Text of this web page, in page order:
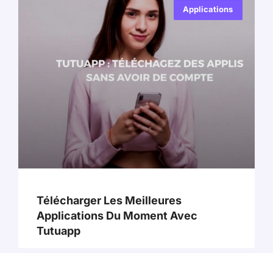
Applications
Télécharger Les Meilleures
Applications Du Moment Avec
Tutuapp